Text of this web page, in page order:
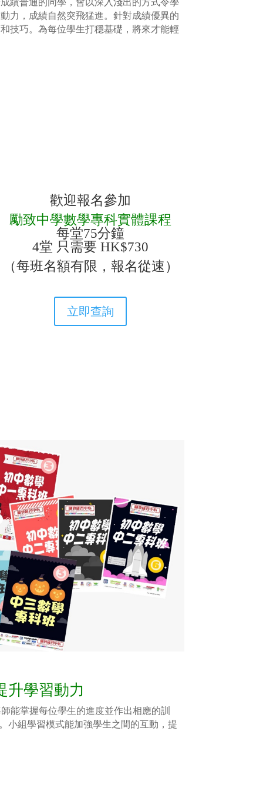
績普通的同學，會以深入淺出的方式令學
力，成績自然突飛猛進。針對成績優異的
技巧。為每位學生打穩基礎，將來才能輕
歡迎報名參加
勵致中學數學專科實體課程
每堂75分鐘
4堂 只需要 HK$730
（每班名額有限，報名從速）
立即查詢
學習動力
能掌握每位學生的進度並作出相應的訓
小組學習模式能加強學生之間的互動，提